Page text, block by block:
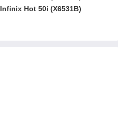
Infinix Hot 50i (X6531B)